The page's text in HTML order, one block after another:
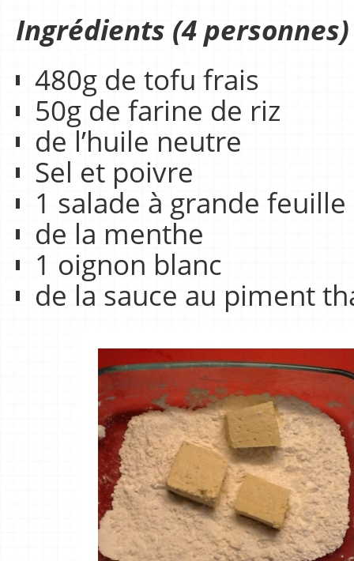
Ingrédients (4 personnes)
480g de tofu frais
50g de farine de riz
de l’huile neutre
Sel et poivre
1 salade à grande
de la menthe
1 oignon blanc
de la sauce au piment